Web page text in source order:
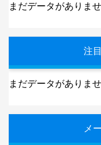
まだデータがありませ
注
まだデータがありませ
メ